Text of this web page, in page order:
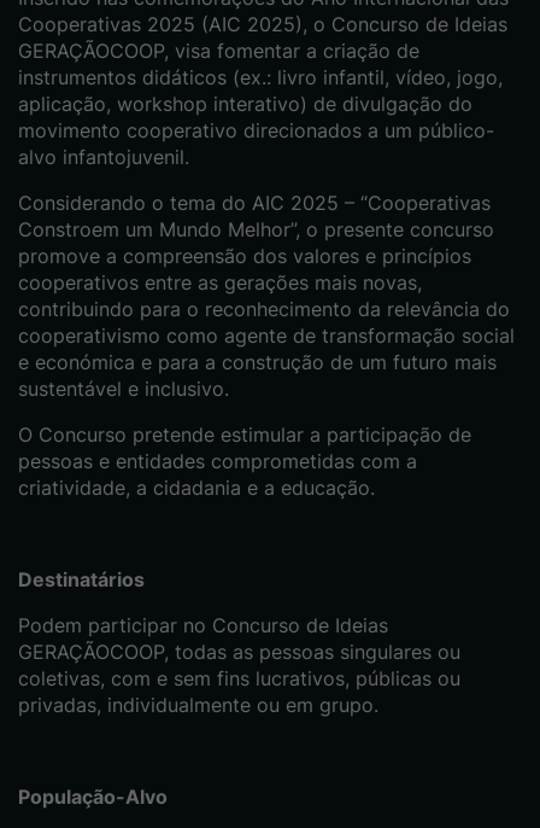
Cooperativas 2025 (AIC 2025), o Concurso de Ideias
GERAÇÃOCOOP, visa fomentar a criação de
instrumentos didáticos (ex.: livro infantil, vídeo, jogo,
aplicação, workshop interativo) de divulgação do
movimento cooperativo direcionados a um público-
alvo infantojuvenil.
Considerando o tema do AIC 2025 – “Cooperativas
Constroem um Mundo Melhor”, o presente concurso
promove a compreensão dos valores e princípios
cooperativos entre as gerações mais novas,
contribuindo para o reconhecimento da relevância do
cooperativismo como agente de transformação social
e económica e para a construção de um futuro mais
sustentável e inclusivo.
O Concurso pretende estimular a participação de
pessoas e entidades comprometidas com a
criatividade, a cidadania e a educação.
Destinatários
Podem participar no Concurso de Ideias
GERAÇÃOCOOP, todas as pessoas singulares ou
coletivas, com e sem fins lucrativos, públicas ou
privadas, individualmente ou em grupo.
População-Alvo